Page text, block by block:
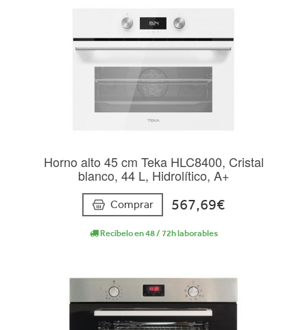
Horno alto 45 cm Teka HLC8400, Cristal
blanco, 44 L, Hidrolítico, A+
Comprar 567,69€
Recíbelo en 48 / 72h laborables